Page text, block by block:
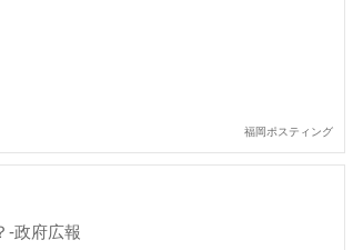
福岡ポスティング
-政府広報